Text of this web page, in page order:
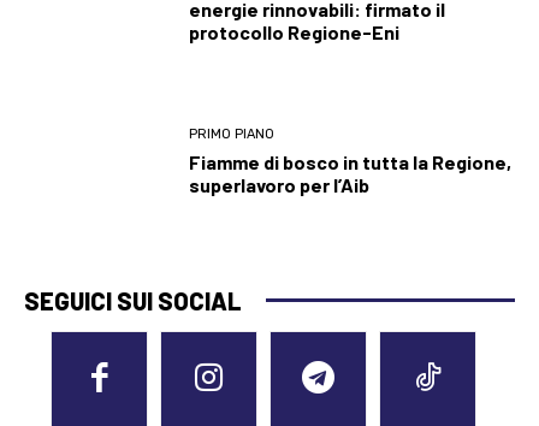
energie rinnovabili: firmato il
protocollo Regione-Eni
PRIMO PIANO
Fiamme di bosco in tutta la Regione,
superlavoro per l’Aib
SEGUICI SUI SOCIAL